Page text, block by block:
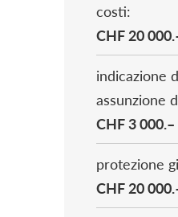
costi:
CHF 20
indicazione
assunzione
CHF 3 000.–
protezione
CHF 20